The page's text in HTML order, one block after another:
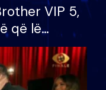
VIP 5,
që lë
për